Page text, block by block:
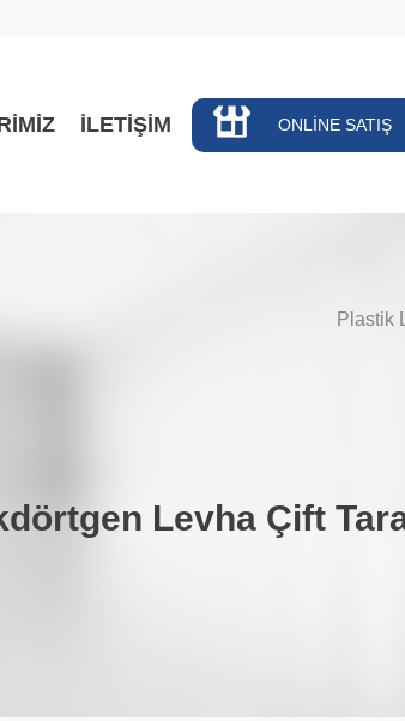
İLETİŞİM ONLİNE SATIŞ
Plastik
Levha Çift